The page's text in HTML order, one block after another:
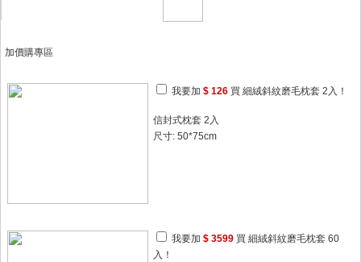
加價購專區
我要加 $ 126 買 細絨斜紋磨毛枕套 2入！
信封式枕套 2入
尺寸: 50*75cm
我要加 $ 3599 買 細絨斜紋磨毛枕套 60
入！